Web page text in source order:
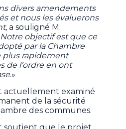
divers amendements
et nous les évaluerons
a souligné M.
Notre objectif est que ce
par la Chambre
plus rapidement
de l’ordre en ont
.»
actuellement examiné
de la sécurité
des communes.